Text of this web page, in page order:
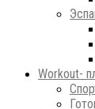
Workout-